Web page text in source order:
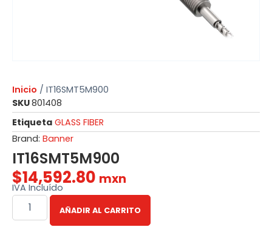
Inicio / IT16SMT5M900
SKU801408
Etiqueta GLASS FIBER
Brand: Banner
IT16SMT5M900
$14,592.80 mxn
IVA Incluído
AÑADIR AL CARRITO